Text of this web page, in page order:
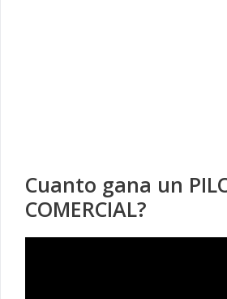
Cuanto gana un
COMERCIAL?